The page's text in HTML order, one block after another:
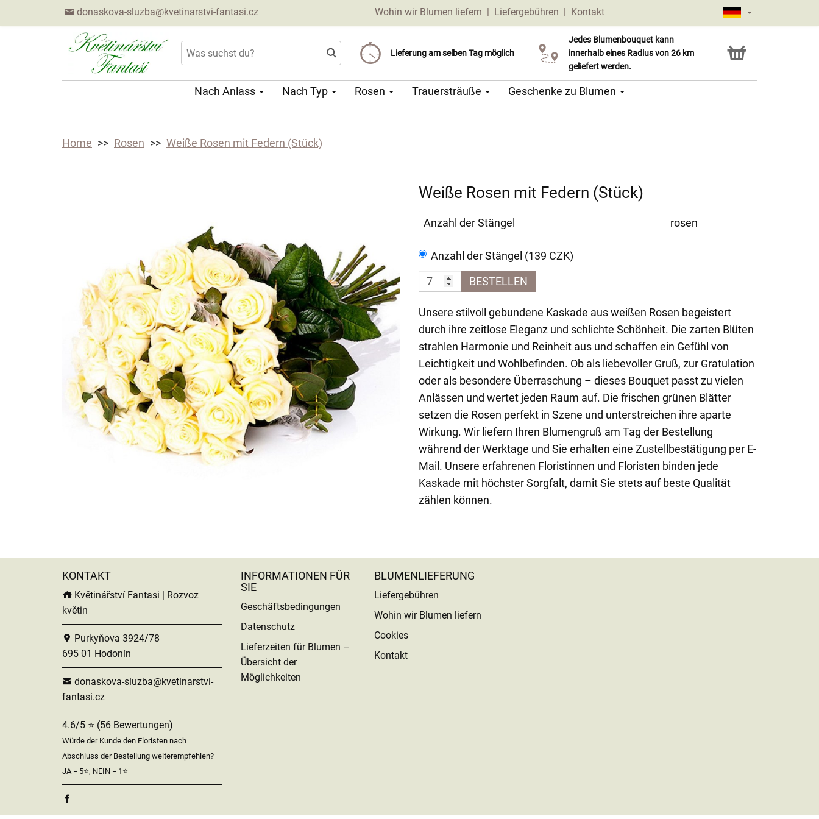
donaskova-sluzba@kvetinarstvi-fantasi.cz Wohin wir Blumen liefern | Liefergebühren | Kontakt
Lieferung am selben Tag möglich
Liefergebühr ab 69 CZK
Wählen Sie Ihr Lieferdatum
Jedes Blumenbouquet kann
innerhalb eines Radius von 26 km
geliefert werden.
Click & Collect Service
Nach Anlass Nach Typ Rosen Trauersträuße Geschenke zu Blumen
Home Rosen Weiße Rosen mit Federn (Stück)
Weiße Rosen mit Federn (Stück)
Anzahl der Stängel rosen
Anzahl der Stängel (139 CZK)
BESTELLEN
Unsere stilvoll gebundene Kaskade aus weißen Rosen begeistert
durch ihre zeitlose Eleganz und schlichte Schönheit. Die zarten Blüten
strahlen Harmonie und Reinheit aus und schaffen ein Gefühl von
Leichtigkeit und Wohlbefinden. Ob als liebevoller Gruß, zur Gratulation
oder als besondere Überraschung – dieses Bouquet passt zu vielen
Anlässen und wertet jeden Raum auf. Die frischen grünen Blätter
setzen die Rosen perfekt in Szene und unterstreichen ihre aparte
Wirkung. Wir liefern Ihren Blumengruß am Tag der Bestellung
während der Werktage und Sie erhalten eine Zustellbestätigung per E-
Mail. Unsere erfahrenen Floristinnen und Floristen binden jede
Kaskade mit höchster Sorgfalt, damit Sie stets auf beste Qualität
zählen können.
KONTAKT
Květinářství Fantasi | Rozvoz
květin
Purkyňova 3924/78
695 01 Hodonín
donaskova-sluzba@kvetinarstvi-
fantasi.cz
4.6/5 ⭐ (56 Bewertungen)
Würde der Kunde den Floristen nach
Abschluss der Bestellung weiterempfehlen?
JA = 5⭐, NEIN = 1⭐
INFORMATIONEN FÜR
SIE
Geschäftsbedingungen
Datenschutz
Lieferzeiten für Blumen –
Übersicht der
Möglichkeiten
BLUMENLIEFERUNG
Liefergebühren
Wohin wir Blumen liefern
Cookies
Kontakt